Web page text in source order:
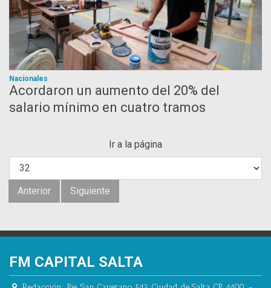
Nacionales
Acordaron un aumento del 20% del
salario mínimo en cuatro tramos
Ir a la página
Anterior Siguiente
FM CAPITAL SALTA